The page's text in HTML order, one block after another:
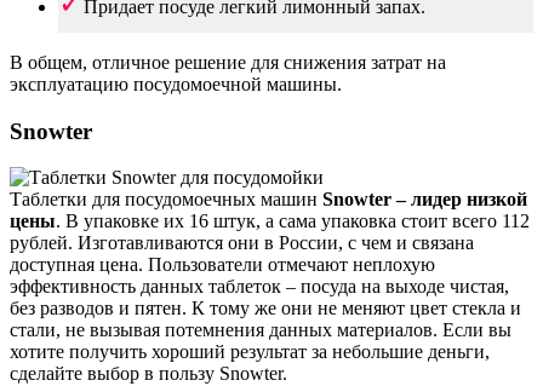
Придает посуде легкий лимонный запах.
В общем, отличное решение для снижения затрат на
эксплуатацию посудомоечной машины.
Snowter
Таблетки для посудомоечных машин Snowter – лидер низкой
цены. В упаковке их 16 штук, а сама упаковка стоит всего 112
рублей. Изготавливаются они в России, с чем и связана
доступная цена. Пользователи отмечают неплохую
эффективность данных таблеток – посуда на выходе чистая,
без разводов и пятен. К тому же они не меняют цвет стекла и
стали, не вызывая потемнения данных материалов. Если вы
хотите получить хороший результат за небольшие деньги,
сделайте выбор в пользу Snowter.